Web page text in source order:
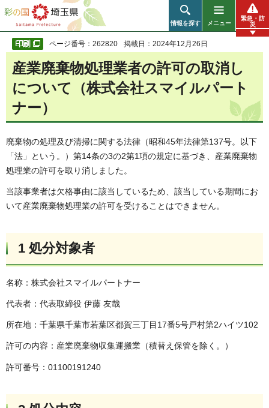
彩の国 埼玉県
情報を探す メニュー
緊急・防
災
ページ番号：262820 掲載日：2024年12月26日
産業廃棄物処理業者の許可の取消し
について（株式会社スマイルパート
ナー）
廃棄物の処理及び清掃に関する法律（昭和45年法律第137号。以下
「法」という。）第14条の3の2第1項の規定に基づき、産業廃棄物
処理業の許可を取り消しました。
当該事業者は欠格事由に該当しているため、該当している期間にお
いて産業廃棄物処理業の許可を受けることはできません。
1 処分対象者
名称：株式会社スマイルパートナー
代表者：代表取締役 伊藤 友哉
所在地：千葉県千葉市若葉区都賀三丁目17番5号戸村第2ハイツ102
許可の内容：産業廃棄物収集運搬業（積替え保管を除く。）
許可番号：01100191240